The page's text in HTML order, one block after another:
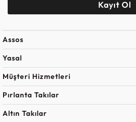
Kayıt Ol
Assos
Yasal
Müşteri Hizmetleri
Pırlanta Takılar
Altın Takılar